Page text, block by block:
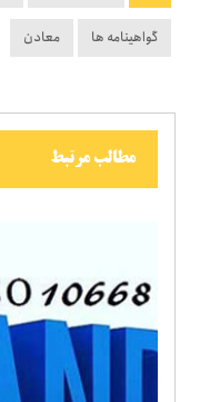
گواهینامه ها معادن
مطالب مرتبط